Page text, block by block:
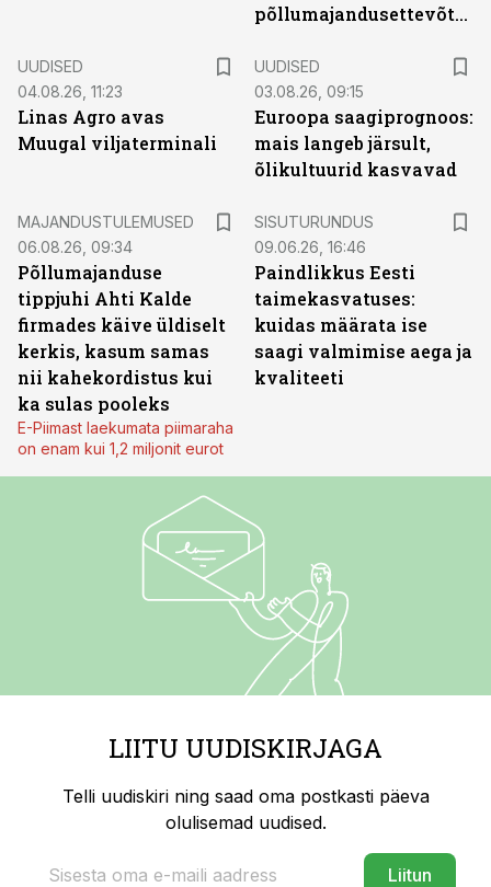
põllumajandusettevõtted
UUDISED
04.08.26, 11:23
Linas Agro avas
Muugal viljaterminali
UUDISED
03.08.26, 09:15
Euroopa saagiprognoos:
mais langeb järsult,
õlikultuurid kasvavad
MAJANDUSTULEMUSED
06.08.26, 09:34
Põllumajanduse
tippjuhi Ahti Kalde
firmades käive üldiselt
kerkis, kasum samas
nii kahekordistus kui
ka sulas pooleks
E-Piimast laekumata piimaraha
on enam kui 1,2 miljonit eurot
SISUTURUNDUS
09.06.26, 16:46
Paindlikkus Eesti
taimekasvatuses:
kuidas määrata ise
saagi valmimise aega ja
kvaliteeti
LIITU UUDISKIRJAGA
Telli uudiskiri ning saad oma postkasti päeva
olulisemad uudised.
Liitun